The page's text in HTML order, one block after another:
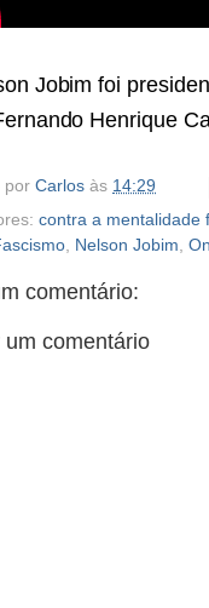
Jobim foi
Henrique
por Carlos às 14:29
contra a mentalidade
Nelson Jobim
comentário:
um comentário